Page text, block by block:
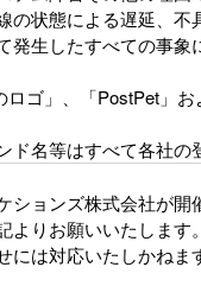
の状態による遅延、
発生したすべての事
ロゴ」、「PostPet」
ド名等はすべて各社の
ションズ株式会社が開
よりお願いいたします
には対応いたしかねま